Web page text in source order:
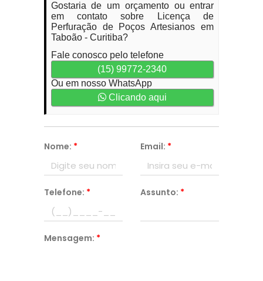
Gostaria de um orçamento ou entrar
em contato sobre Licença de
Perfuração de Poços Artesianos em
Taboão - Curitiba?
Fale conosco pelo telefone
(15) 99772-2340
Ou em nosso WhatsApp
Clicando aqui
Nome: * Email: *
Telefone: * Assunto: *
Mensagem: *